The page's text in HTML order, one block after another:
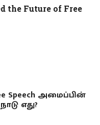
the Future of Free
Speech அமைப்பின்
எது?